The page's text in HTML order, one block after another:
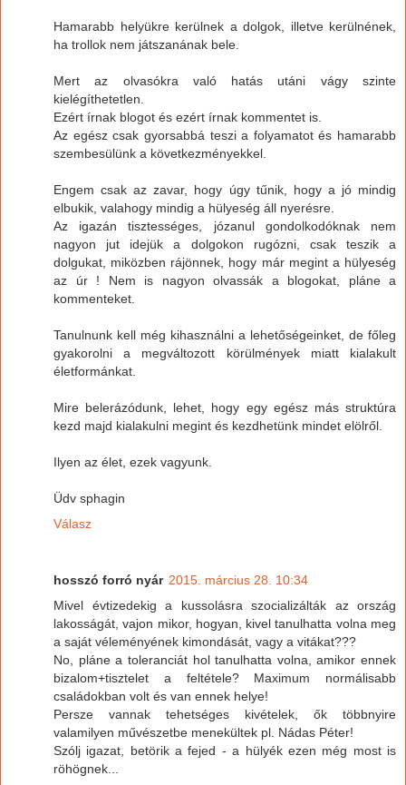
Hamarabb helyükre kerülnek a dolgok, illetve kerülnének,
ha trollok nem játszanának bele.
Mert az olvasókra való hatás utáni vágy szinte
kielégíthetetlen.
Ezért írnak blogot és ezért írnak kommentet is.
Az egész csak gyorsabbá teszi a folyamatot és hamarabb
szembesülünk a következményekkel.
Engem csak az zavar, hogy úgy tűnik, hogy a jó mindig
elbukik, valahogy mindig a hülyeség áll nyerésre.
Az igazán tisztességes, józanul gondolkodóknak nem
nagyon jut idejük a dolgokon rugózni, csak teszik a
dolgukat, miközben rájönnek, hogy már megint a hülyeség
az úr ! Nem is nagyon olvassák a blogokat, pláne a
kommenteket.
Tanulnunk kell még kihasználni a lehetőségeinket, de főleg
gyakorolni a megváltozott körülmények miatt kialakult
életformánkat.
Mire belerázódunk, lehet, hogy egy egész más struktúra
kezd majd kialakulni megint és kezdhetünk mindet elölről.
Ilyen az élet, ezek vagyunk.
Üdv sphagin
Válasz
hosszó forró nyár 2015. március 28. 10:34
Mivel évtizedekig a kussolásra szocializálták az ország
lakosságát, vajon mikor, hogyan, kivel tanulhatta volna meg
a saját véleményének kimondását, vagy a vitákat???
No, pláne a toleranciát hol tanulhatta volna, amikor ennek
bizalom+tisztelet a feltétele? Maximum normálisabb
családokban volt és van ennek helye!
Persze vannak tehetséges kivételek, ők többnyire
valamilyen művészetbe menekültek pl. Nádas Péter!
Szólj igazat, betörik a fejed - a hülyék ezen még most is
röhögnek...